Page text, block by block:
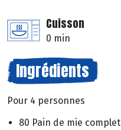
Cuisson
0 min
Ingrédients
Pour 4 personnes
80 Pain de mie complet